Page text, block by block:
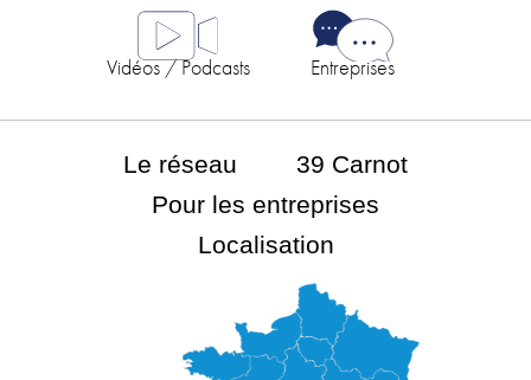
Vidéos / Podcasts Entreprises
Le réseau
39 Carnot
Pour les entreprises
Localisation